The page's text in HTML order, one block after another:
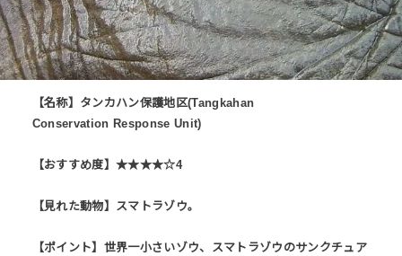
【名称】タンカハン保護地区(Tangkahan
Conservation Response Unit)
【おすすめ度】★★★★☆4
【見れた動物】スマトラゾウ。
【ポイント】世界一小さいゾウ、スマトラゾウのサンクチュア